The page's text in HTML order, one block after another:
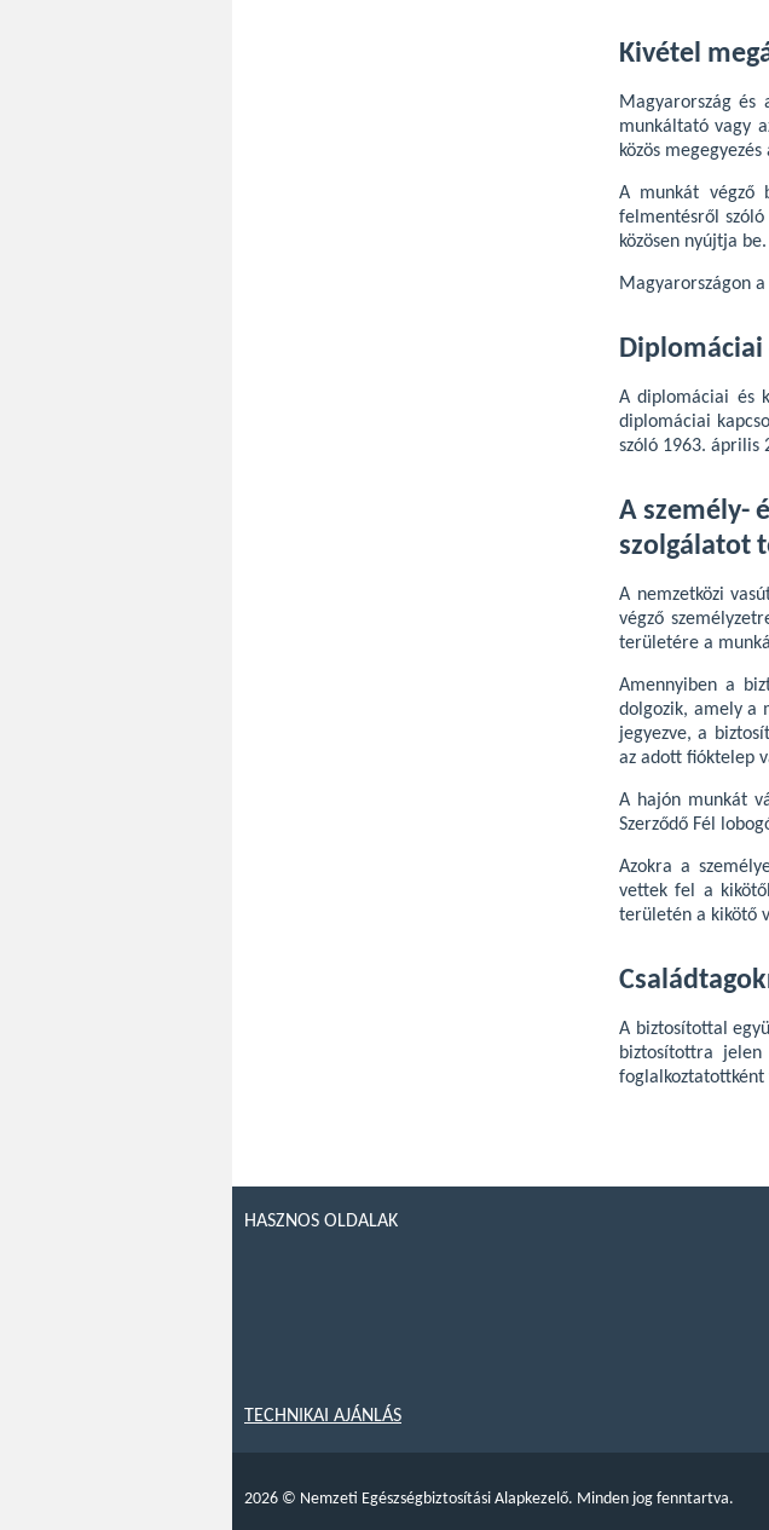
Kivétel
Magyarország és
munkáltató vagy
közös
A munkát végző
felmentésről
közösen nyújtja be.
Magyarországon
Diplomáciai
A diplomáciai és
diplomáciai
szóló 1963. április
A személy-
szolgálatot
A nemzetközi
végző
területére a
Amennyiben a
dolgozik, amely a
jegyezve, a
az adott fióktelep
A hajón munkát
Szerződő Fél
Azokra a
vettek fel a
területén a kikötő
A biztosítottal
biztosítottra jelen
foglalkoztatottként
HASZNOS OLDALAK
TECHNIKAI AJÁNLÁS
2026 © Nemzeti Egészségbiztosítási Alapkezelő. Minden jog fenntartva.